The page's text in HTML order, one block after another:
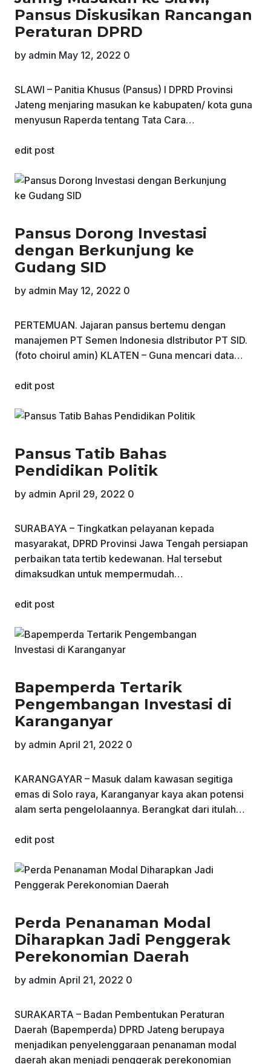
Pansus Diskusikan Rancangan
Peraturan DPRD
by admin May 12, 2022 0
SLAWI – Panitia Khusus (Pansus) I DPRD Provinsi
Jateng menjaring masukan ke kabupaten/ kota guna
menyusun Raperda tentang Tata Cara…
edit post
Pansus Dorong Investasi
dengan Berkunjung ke
Gudang SID
by admin May 12, 2022 0
PERTEMUAN. Jajaran pansus bertemu dengan
manajemen PT Semen Indonesia dIstributor PT SID.
(foto choirul amin) KLATEN – Guna mencari data…
edit post
Pansus Tatib Bahas
Pendidikan Politik
by admin April 29, 2022 0
SURABAYA – Tingkatkan pelayanan kepada
masyarakat, DPRD Provinsi Jawa Tengah persiapan
perbaikan tata tertib kedewanan. Hal tersebut
dimaksudkan untuk mempermudah…
edit post
Bapemperda Tertarik
Pengembangan Investasi di
Karanganyar
by admin April 21, 2022 0
KARANGAYAR – Masuk dalam kawasan segitiga
emas di Solo raya, Karanganyar kaya akan potensi
alam serta pengelolaannya. Berangkat dari itulah…
edit post
Perda Penanaman Modal
Diharapkan Jadi Penggerak
Perekonomian Daerah
by admin April 21, 2022 0
SURAKARTA – Badan Pembentukan Peraturan
Daerah (Bapemperda) DPRD Jateng berupaya
menjadikan penyelenggaraan penanaman modal
daerah akan menjadi penggerak perekonomian